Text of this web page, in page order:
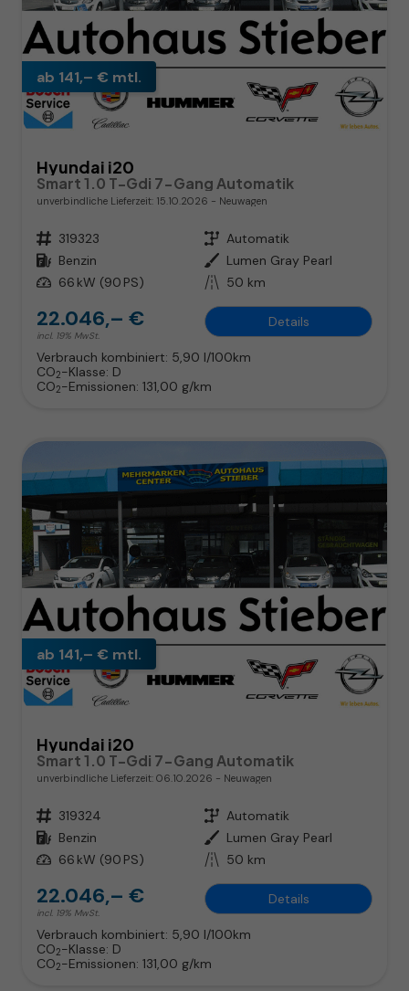
ab 141,– € mtl.
Hyundai i20
Smart 1.0 T-Gdi 7-Gang Automatik
unverbindliche Lieferzeit: 15.10.2026 Neuwagen
Fahrzeugnr. 319323 Getriebe Automatik
Kraftstoff Benzin Außenfarbe Lumen Gray Pearl
Leistung 66 kW (90 PS) Kilometerstand 50 km
22.046,– €
incl. 19% MwSt.
Details
Verbrauch kombiniert: 5,90 l/100km
CO2-Klasse: D
CO2-Emissionen: 131,00 g/km
ab 141,– € mtl.
Hyundai i20
Smart 1.0 T-Gdi 7-Gang Automatik
unverbindliche Lieferzeit: 06.10.2026 Neuwagen
Fahrzeugnr. 319324 Getriebe Automatik
Kraftstoff Benzin Außenfarbe Lumen Gray Pearl
Leistung 66 kW (90 PS) Kilometerstand 50 km
22.046,– €
incl. 19% MwSt.
Details
Verbrauch kombiniert: 5,90 l/100km
CO2-Klasse: D
CO2-Emissionen: 131,00 g/km